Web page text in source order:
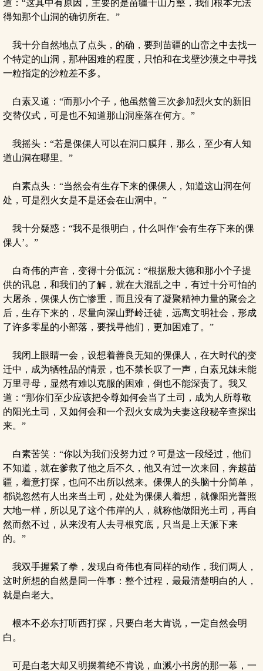
道：“这其中有原因，主要的是苗疆千山万壑，我们根本无法
得知那个山洞的确切所在。”
我十分自然地点了点头，的确，要到苗疆的山峦之中去找一
个特定的山洞，那种困难的程度，只怕和在戈壁沙漠之中寻找
一粒指定的沙粒差不多。
白素又道：“而那小个子，他虽然曾三次参加烈火女的新旧
交替仪式，可是也不知道那山洞座落在何方。”
我摇头：“若是倮倮人可以在洞口膜拜，那么，至少有人知
道山洞在哪里。”
白素点头：“当然会有生存下来的倮倮人，知道这山洞在何
处，可是烈火女是不是还会在山洞中。”
我十分疑惑：“我不是很明白，什么叫作‘会有生存下来的倮
倮人’。”
白奇伟的声音，变得十分低沉：“根据殷大德和那小个子提
供的讯息，和我们的了解，就在大混乱之中，有过十分可怕的
大屠杀，倮倮人伤亡惨重，而且没有了凝聚精神力量的聚会之
后，生存下来的，尽量向深山野岭迁徒，远离文明社会，形成
了许多零星的小部落，要找寻他们，更加困难了。”
我闭上眼睛一会，设想着善良无知的倮倮人，在大时代的变
迁中，成为牺牲品的情景，也不禁长叹了一声，白素兄妹未能
万里寻母，显然有难以克服的困难，倒也不能深责了。我又
道：“那你们至少应该把令尊如何会当了土司，成为人所尊敬
的阳光土司，又如何会和一个烈火女成为夫妻这段秘辛查探出
来。”
白素苦笑：“你以为我们没努力过？可是这一段经过，他们
不知道，就在爹救了他之后不久，他又有过一次来回，奔越苗
疆，着意打探，也问不出所以然来。倮倮人的头脑十分简单，
都说忽然有人出来当土司，处处为倮倮人着想，就像阳光普照
大地一样，所以见了这个伟岸的人，就称他做阳光土司，再自
然而然不过，从来没有人去寻根究底，只当是上天派下来
的。”
我双手握紧了拳，发现白奇伟也有同样的动作，我们两人，
这时所想的自然是同一件事：整个过程，最最清楚明白的人，
就是白老大。
根本不必东打听西打探，只要白老大肯说，一定自然会明
白。
可是白老大却又明摆着绝不肯说，血溅小书房的那一幕，一